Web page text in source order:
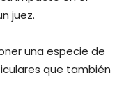
juez.
una especie de
que también